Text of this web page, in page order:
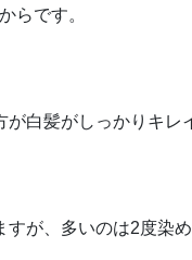
らです。
白髪がしっかりキレ
すが、多いのは2度染